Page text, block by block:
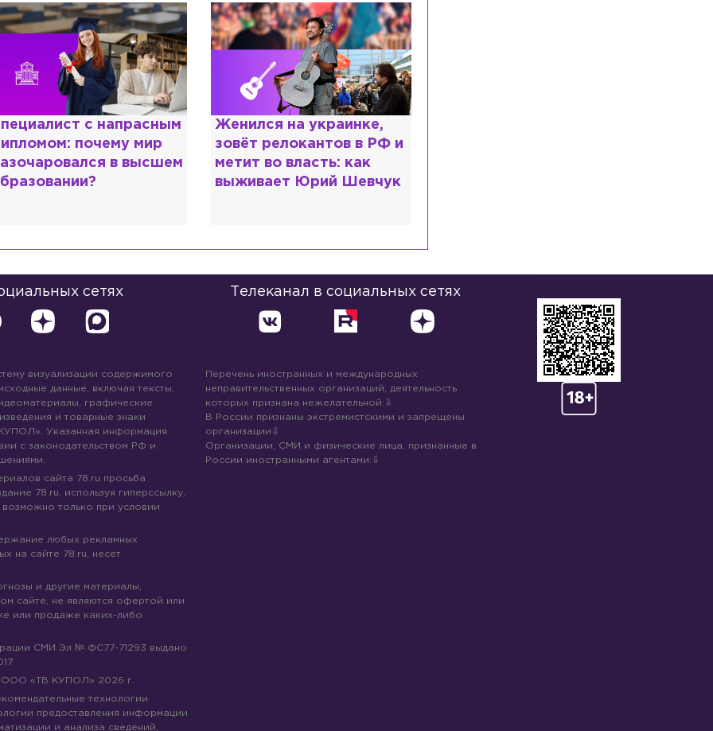
на украинке,
релокантов в РФ и
во власть: как
Юрий Шевчук
Косил от армии,
продавал посты и
воровал гумпомощь: что
о Зеленском рассказали
сетях Телеканал в социальных сетях
визуализации содержимого
данные, включая тексты,
графические
и товарные знаки
Указанная информация
с законодательством РФ и
сайта 78.ru просьба
78.ru, используя гиперссылку,
возможно только при условии
любых рекламных
на сайте 78.ru, несет
и другие материалы,
сайте, не являются офертой или
или продаже каких-либо
СМИ Эл № ФС77-71293 выдано
ООО «ТВ КУПОЛ» 2026 г.
технологии
предоставления информации
и анализа сведений,
Перечень иностранных и международных
неправительственных организаций, деятельность
которых признана нежелательной:
В России признаны экстремистскими и запрещены
организации
Организации, СМИ и физические лица, признанные в
России иностранными агентами: